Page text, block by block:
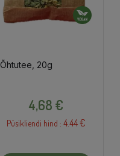
Õhtutee, 20g
4,68 €
Püsikliendi hind : 4.44 €